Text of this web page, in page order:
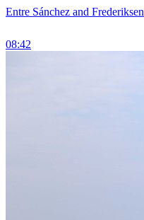
Entre Sánchez and Frederiksen
08:42